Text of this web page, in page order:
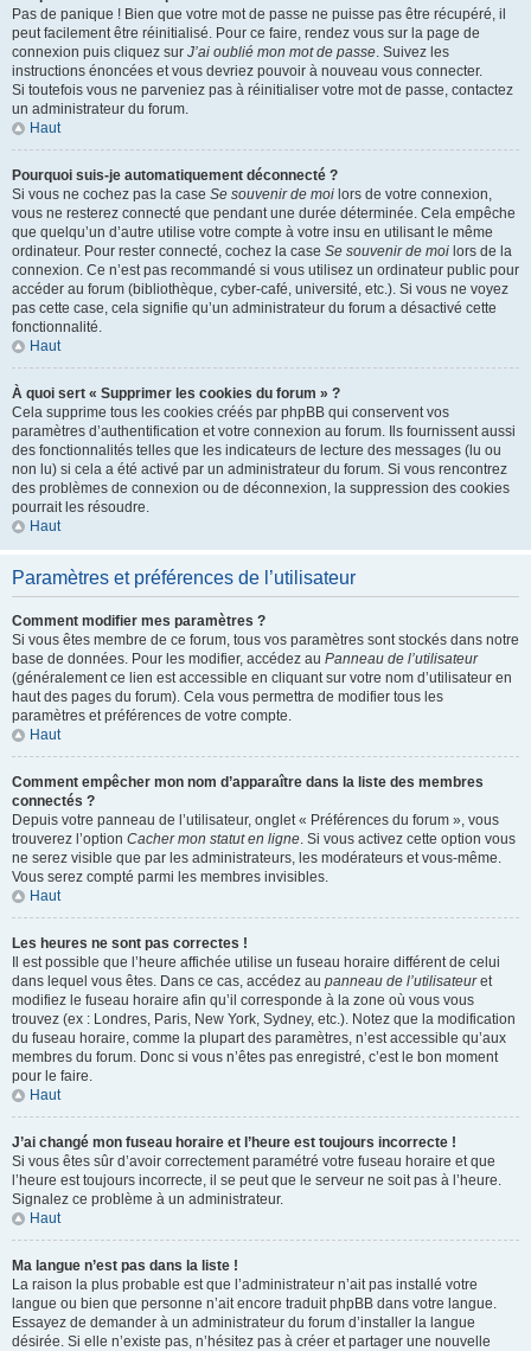
Pas de panique ! Bien que votre mot de passe ne puisse pas être récupéré, il
peut facilement être réinitialisé. Pour ce faire, rendez vous sur la page de
connexion puis cliquez sur J’ai oublié mon mot de passe. Suivez les
instructions énoncées et vous devriez pouvoir à nouveau vous connecter.
Si toutefois vous ne parveniez pas à réinitialiser votre mot de passe, contactez
un administrateur du forum.
Haut
Pourquoi suis-je automatiquement déconnecté ?
Si vous ne cochez pas la case Se souvenir de moi lors de votre connexion,
vous ne resterez connecté que pendant une durée déterminée. Cela empêche
que quelqu’un d’autre utilise votre compte à votre insu en utilisant le même
ordinateur. Pour rester connecté, cochez la case Se souvenir de moi lors de la
connexion. Ce n’est pas recommandé si vous utilisez un ordinateur public pour
accéder au forum (bibliothèque, cyber-café, université, etc.). Si vous ne voyez
pas cette case, cela signifie qu’un administrateur du forum a désactivé cette
fonctionnalité.
Haut
À quoi sert « Supprimer les cookies du forum » ?
Cela supprime tous les cookies créés par phpBB qui conservent vos
paramètres d’authentification et votre connexion au forum. Ils fournissent aussi
des fonctionnalités telles que les indicateurs de lecture des messages (lu ou
non lu) si cela a été activé par un administrateur du forum. Si vous rencontrez
des problèmes de connexion ou de déconnexion, la suppression des cookies
pourrait les résoudre.
Haut
Paramètres et préférences de l’utilisateur
Comment modifier mes paramètres ?
Si vous êtes membre de ce forum, tous vos paramètres sont stockés dans notre
base de données. Pour les modifier, accédez au Panneau de l’utilisateur
(généralement ce lien est accessible en cliquant sur votre nom d’utilisateur en
haut des pages du forum). Cela vous permettra de modifier tous les
paramètres et préférences de votre compte.
Haut
Comment empêcher mon nom d’apparaître dans la liste des membres
connectés ?
Depuis votre panneau de l’utilisateur, onglet « Préférences du forum », vous
trouverez l’option Cacher mon statut en ligne. Si vous activez cette option vous
ne serez visible que par les administrateurs, les modérateurs et vous-même.
Vous serez compté parmi les membres invisibles.
Haut
Les heures ne sont pas correctes !
Il est possible que l’heure affichée utilise un fuseau horaire différent de celui
dans lequel vous êtes. Dans ce cas, accédez au panneau de l’utilisateuret
modifiez le fuseau horaire afin qu’il corresponde à la zone où vous vous
trouvez (ex : Londres, Paris, New York, Sydney, etc.). Notez que la modification
du fuseau horaire, comme la plupart des paramètres, n’est accessible qu’aux
membres du forum. Donc si vous n’êtes pas enregistré, c’est le bon moment
pour le faire.
Haut
J’ai changé mon fuseau horaire et l’heure est toujours incorrecte !
Si vous êtes sûr d’avoir correctement paramétré votre fuseau horaire et que
l’heure est toujours incorrecte, il se peut que le serveur ne soit pas à l’heure.
Signalez ce problème à un administrateur.
Haut
Ma langue n’est pas dans la liste !
La raison la plus probable est que l’administrateur n’ait pas installé votre
langue ou bien que personne n’ait encore traduit phpBB dans votre langue.
Essayez de demander à un administrateur du forum d’installer la langue
désirée. Si elle n’existe pas, n’hésitez pas à créer et partager une nouvelle